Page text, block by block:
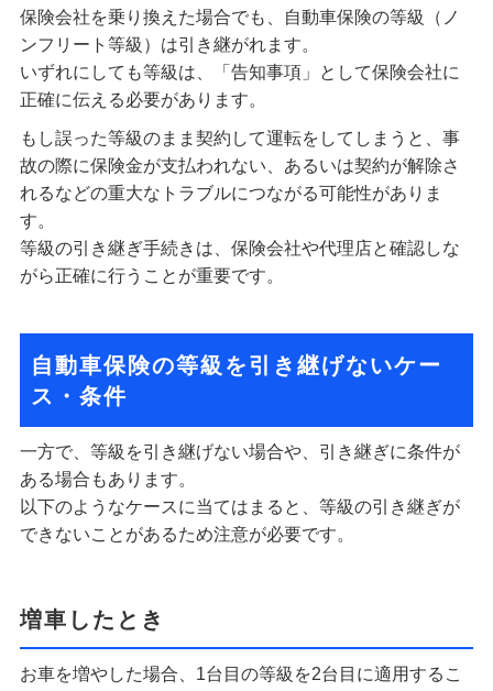
保険会社を乗り換えた場合でも、自動車保険の等級（ノ
ンフリート等級）は引き継がれます。
いずれにしても等級は、「告知事項」として保険会社に
正確に伝える必要があります。
もし誤った等級のまま契約して運転をしてしまうと、事
故の際に保険金が支払われない、あるいは契約が解除さ
れるなどの重大なトラブルにつながる可能性がありま
す。
等級の引き継ぎ手続きは、保険会社や代理店と確認しな
がら正確に行うことが重要です。
自動車保険の等級を引き継げないケー
ス・条件
一方で、等級を引き継げない場合や、引き継ぎに条件が
ある場合もあります。
以下のようなケースに当てはまると、等級の引き継ぎが
できないことがあるため注意が必要です。
増車したとき
お車を増やした場合、1台目の等級を2台目に適用するこ